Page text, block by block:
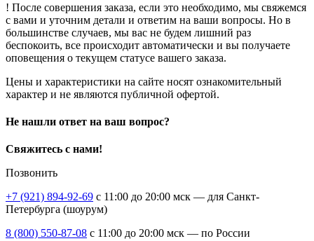
! После совершения заказа, если это необходимо, мы свяжемся
с вами и уточним детали и ответим на ваши вопросы. Но в
большинстве случаев, мы вас не будем лишний раз
беспокоить, все происходит автоматически и вы получаете
оповещения о текущем статусе вашего заказа.
Цены и характеристики на сайте носят ознакомительный
характер и не являются публичной офертой.
Не нашли ответ на ваш вопрос?
Свяжитесь с нами!
Позвонить
+7 (921) 894-92-69 c 11:00 до 20:00 мск — для Санкт-
Петербурга (шоурум)
8 (800) 550-87-08 c 11:00 до 20:00 мск — по России